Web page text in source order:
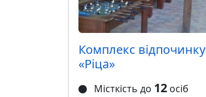
Комплекс відпочинку
«Ріца»
Місткість до 12 осіб